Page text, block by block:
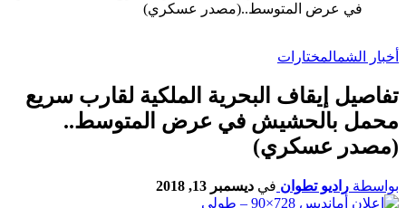
في عرض المتوسط..(مصدر عسكري)
أخبار الشمالمختارات
تفاصيل إيقاف البحرية الملكية لقارب سريع
محمل بالحشيش في عرض المتوسط..
(مصدر عسكري)
بواسطة راديو تطوان في ديسمبر 13, 2018